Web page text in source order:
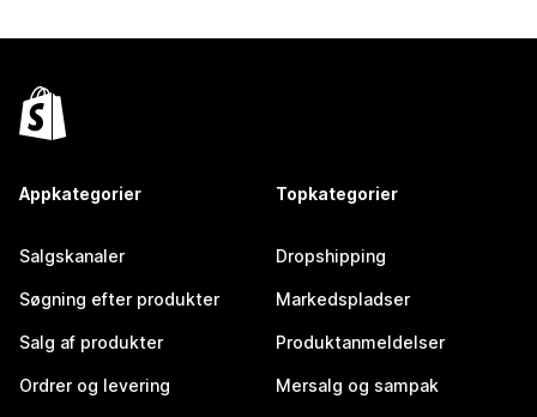
Appkategorier
Salgskanaler
Søgning efter produkter
Salg af produkter
Ordrer og levering
Topkategorier
Dropshipping
Markedspladser
Produktanmeldelser
Mersalg og sampak